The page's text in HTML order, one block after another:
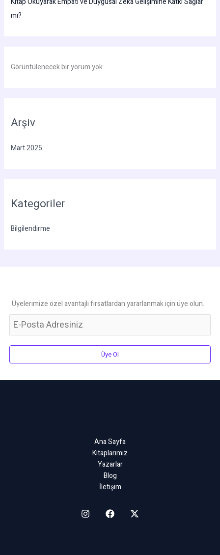
mı?
Görüntülenecek bir yorum yok.
Arşiv
Mart 2025
Kategoriler
Bilgilendirme
Üyelerimize özel avantajlı fırsatlardan yararlanmak için üye olun.
Üye Ol
Ana Sayfa
Kitaplarımız
Yazarlar
Blog
İletişim